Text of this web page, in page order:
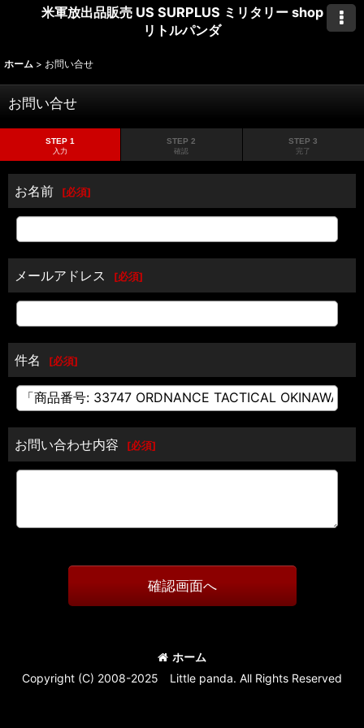
米軍放出品販売 US SURPLUS ミリタリー shop
リトルパンダ
ホーム > お問い合せ
お問い合せ
STEP 1
入力
STEP 2
確認
STEP 3
完了
お名前 [必須]
メールアドレス [必須]
件名 [必須]
お問い合わせ内容 [必須]
確認画面へ
ホーム
Copyright (C) 2008-2025 Little panda. All Rights Reserved